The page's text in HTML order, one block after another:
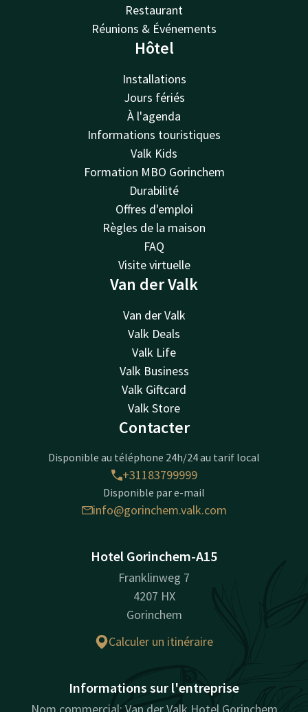
Restaurant
Réunions & Événements
Hôtel
Installations
Jours fériés
À l'agenda
Informations touristiques
Valk Kids
Formation MBO Gorinchem
Durabilité
Offres d'emploi
Règles de la maison
FAQ
Visite virtuelle
Van der Valk
Van der Valk
Valk Deals
Valk Life
Valk Business
Valk Giftcard
Valk Store
Contacter
Disponible au téléphone 24h/24 au tarif local
+31183799999
Disponible par e-mail
info@gorinchem.valk.com
Hotel Gorinchem-A15
Franklinweg 7
4207 HX
Gorinchem
Calculer un itinéraire
Informations sur l'entreprise